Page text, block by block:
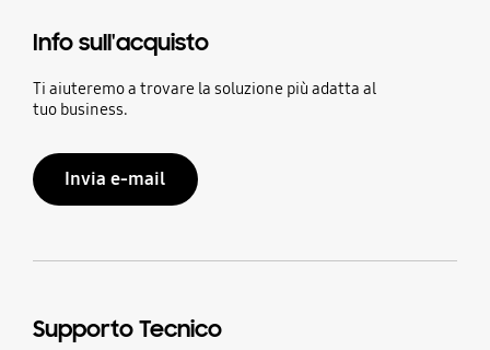
Info sull'acquisto
Ti aiuteremo a trovare la soluzione più adatta al
tuo business.
Invia e-mail
Supporto Tecnico